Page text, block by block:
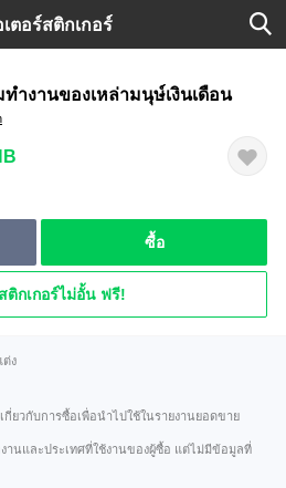
เตอร์สติกเกอร์
ำงานของเหล่ามนุษ์เงินเดือน
ซื้อ
ติกเกอร์ไม่อั้น ฟรี!
ต่ง
กี่ยวกับการซื้อเพื่อนำไปใช้ในรายงานยอดขาย
านและประเทศที่ใช้งานของผู้ซื้อ แต่ไม่มีข้อมูลที่